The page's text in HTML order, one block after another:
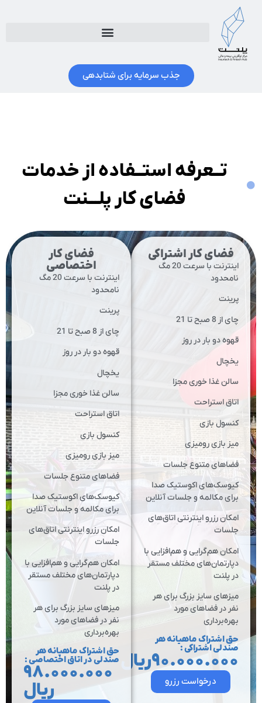
جذب سرمایه برای شتابدهی
تــعرفه استــفاده از خدمات
فضای کار پلـــنت
فضای کار اشتراکی
اینترنت با سرعت 20 مگ
نامحدود
پرینت
چای از 8 صبح تا 21
قهوه دو بار در روز
یخچال
سالن غذا خوری مجزا
اتاق استراحت
کنسول بازی
میز بازی رومیزی
فضاهای متنوع جلسات
کیوسک‌های اکوستیک صدا
برای مکالمه و جلسات آنلاین
امکان رزرو اینترنتی اتاق‌های
جلسات
امکان هم‌گرایی و هم‌افزایی با
دپارتمان‌های مختلف مستقر
در پلنت
میزهای سایز بزرگ برای هر
نفر در فضاهای مورد
بهره‌برداری
حق اشتراک ماهیانه هر
صندلی اشتراکی :
۹۰.۰۰۰.۰۰۰ریال
درخواست رزرو
فضای کار
اختصاصی
اینترنت با سرعت 20 مگ
نامحدود
پرینت
چای از 8 صبح تا 21
قهوه دو بار در روز
یخچال
سالن غذا خوری مجزا
اتاق استراحت
کنسول بازی
میز بازی رومیزی
فضاهای متنوع جلسات
کیوسک‌های اکوستیک صدا
برای مکالمه و جلسات آنلاین
امکان رزرو اینترنتی اتاق‌های
جلسات
امکان هم‌گرایی و هم‌افزایی با
دپارتمان‌های مختلف مستقر
در پلنت
میزهای سایز بزرگ برای هر
نفر در فضاهای مورد
بهره‌برداری
حق اشتراک ماهیانه هر
صندلی در اتاق اختصاصی :
۹۸.۰۰۰.۰۰۰
ریال​